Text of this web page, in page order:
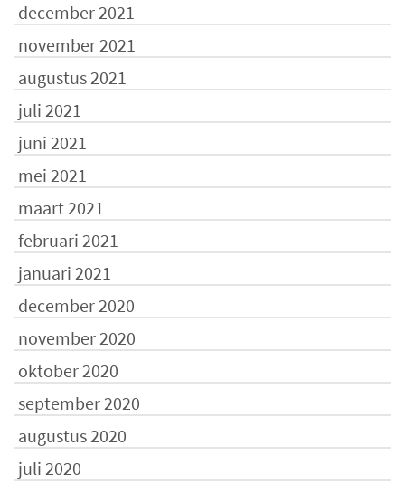
december 2021
november 2021
augustus 2021
juli 2021
juni 2021
mei 2021
maart 2021
februari 2021
januari 2021
december 2020
november 2020
oktober 2020
september 2020
augustus 2020
juli 2020